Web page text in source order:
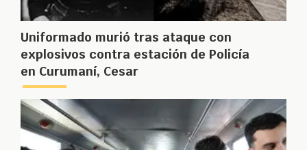
Uniformado murió tras ataque con
explosivos contra estación de Policía
en Curumaní, Cesar